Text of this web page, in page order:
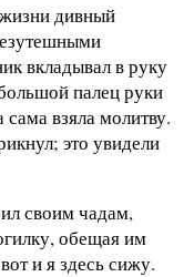
дивный
вкладывал в руку
палец руки
сама взяла молитву.
это увидели
своим чадам,
обещая им
и я здесь сижу.